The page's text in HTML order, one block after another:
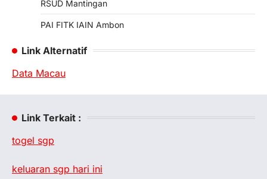
RSUD Mantingan
PAI FITK IAIN Ambon
Link Alternatif
Data Macau
Link Terkait :
togel sgp
keluaran sgp hari ini